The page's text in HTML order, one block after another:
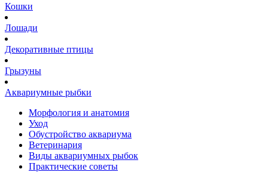
Кошки
Лошади
Декоративные птицы
Грызуны
Аквариумные рыбки
Морфология и анатомия
Уход
Обустройство аквариума
Ветеринария
Виды аквариумных рыбок
Практические советы